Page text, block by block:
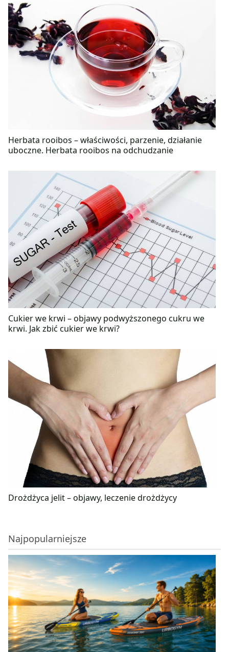
Herbata rooibos – właściwości, parzenie, działanie
uboczne. Herbata rooibos na odchudzanie
Cukier we krwi – objawy podwyższonego cukru we
krwi. Jak zbić cukier we krwi?
Drożdżyca jelit – objawy, leczenie drożdżycy
Najpopularniejsze